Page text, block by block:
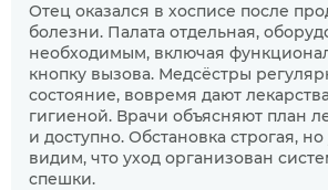
Отец оказался в хосписе после
болезни. Палата отдельная,
необходимым, включая
кнопку вызова. Медсёстры
состояние, вовремя дают
гигиеной. Врачи объясняют план
и доступно. Обстановка строгая,
видим, что уход организован
спешки.